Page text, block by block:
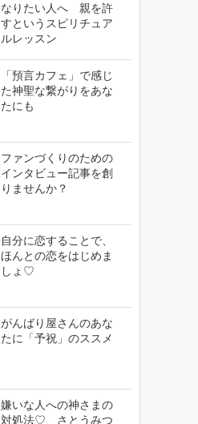
なりたい人へ 親を許
すというスピリチュア
ルレッスン
「預言カフェ」で感じ
た神聖な繋がりをあな
たにも
ファンづくりのための
インタビュー記事を創
りませんか？
自分に恋することで、
ほんとの恋をはじめま
しょ♡
がんばり屋さんのあな
たに「予祝」のススメ
嫌いな人への神さまの
対処法♡ さとうみつ